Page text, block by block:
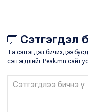
Сэтгэгдэл
Та сэтгэгдэл бичихдээ
сэтгэгдлийг Peak.mn сайт